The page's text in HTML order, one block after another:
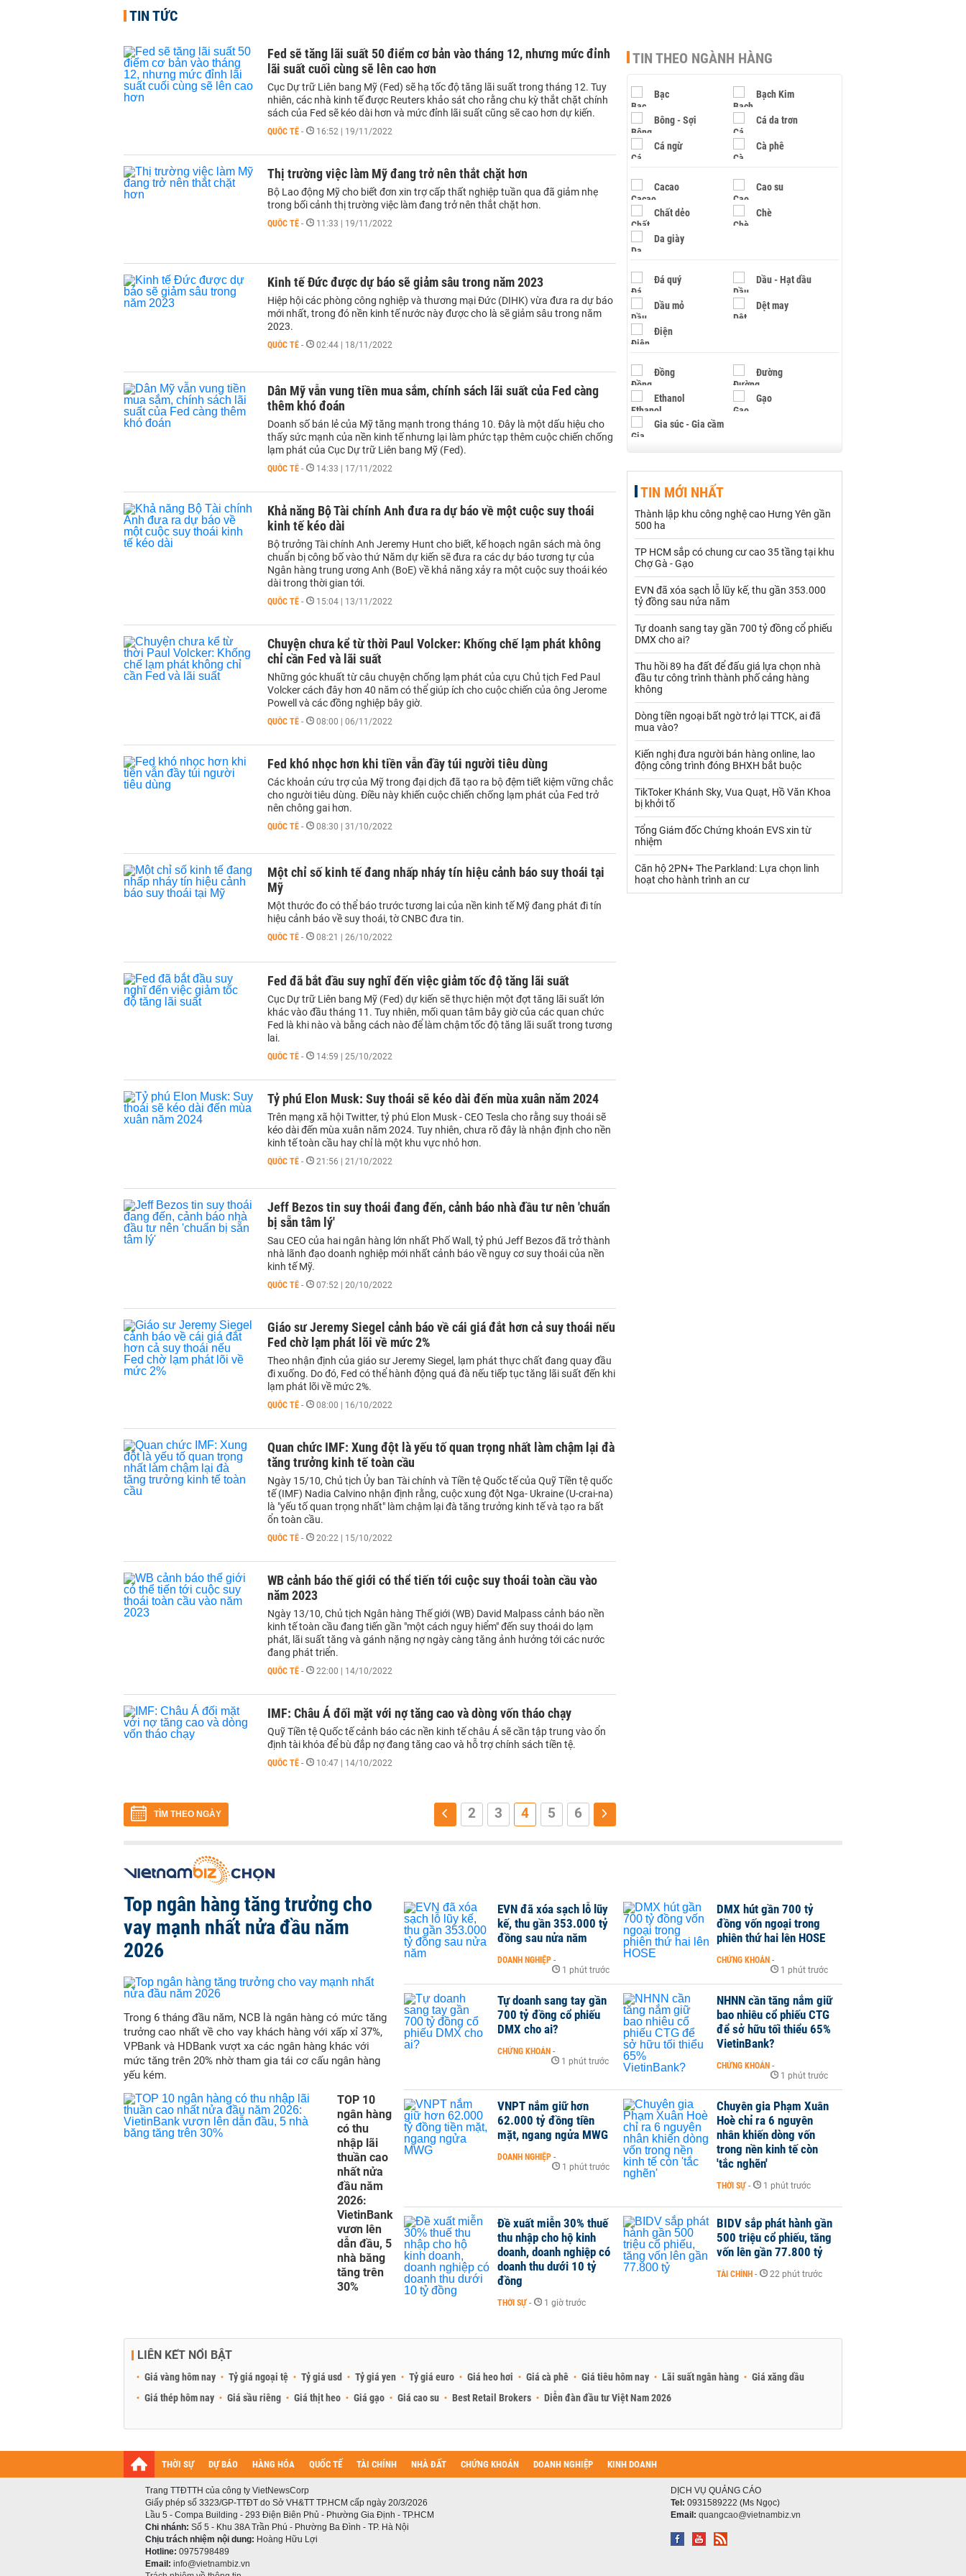
TIN TỨC
Fed sẽ tăng lãi suất 50 điểm cơ bản vào tháng 12, nhưng mức đỉnh
lãi suất cuối cùng sẽ lên cao hơn
Cục Dự trữ Liên bang Mỹ (Fed) sẽ hạ tốc độ tăng lãi suất trong tháng 12. Tuy
nhiên, các nhà kinh tế được Reuters khảo sát cho rằng chu kỳ thắt chặt chính
sách của Fed sẽ kéo dài hơn và mức đỉnh lãi suất cũng sẽ cao hơn dự kiến.
QUỐC TẾ - 16:52 | 19/11/2022
Thị trường việc làm Mỹ đang trở nên thắt chặt hơn
Bộ Lao động Mỹ cho biết đơn xin trợ cấp thất nghiệp tuần qua đã giảm nhẹ
trong bối cảnh thị trường việc làm đang trở nên thắt chặt hơn.
QUỐC TẾ - 11:33 | 19/11/2022
Kinh tế Đức được dự báo sẽ giảm sâu trong năm 2023
Hiệp hội các phòng công nghiệp và thương mại Đức (DIHK) vừa đưa ra dự báo
mới nhất, trong đó nền kinh tế nước này được cho là sẽ giảm sâu trong năm
2023.
QUỐC TẾ - 02:44 | 18/11/2022
Dân Mỹ vẫn vung tiền mua sắm, chính sách lãi suất của Fed càng
thêm khó đoán
Doanh số bán lẻ của Mỹ tăng mạnh trong tháng 10. Đây là một dấu hiệu cho
thấy sức mạnh của nền kinh tế nhưng lại làm phức tạp thêm cuộc chiến chống
lạm phát của Cục Dự trữ Liên bang Mỹ (Fed).
QUỐC TẾ - 14:33 | 17/11/2022
Khả năng Bộ Tài chính Anh đưa ra dự báo về một cuộc suy thoái
kinh tế kéo dài
Bộ trưởng Tài chính Anh Jeremy Hunt cho biết, kế hoạch ngân sách mà ông
chuẩn bị công bố vào thứ Năm dự kiến sẽ đưa ra các dự báo tương tự của
Ngân hàng trung ương Anh (BoE) về khả năng xảy ra một cuộc suy thoái kéo
dài trong thời gian tới.
QUỐC TẾ - 15:04 | 13/11/2022
Chuyện chưa kể từ thời Paul Volcker: Khống chế lạm phát không
chỉ cần Fed và lãi suất
Những góc khuất từ câu chuyện chống lạm phát của cựu Chủ tịch Fed Paul
Volcker cách đây hơn 40 năm có thể giúp ích cho cuộc chiến của ông Jerome
Powell và các đồng nghiệp bây giờ.
QUỐC TẾ - 08:00 | 06/11/2022
Fed khó nhọc hơn khi tiền vẫn đầy túi người tiêu dùng
Các khoản cứu trợ của Mỹ trong đại dịch đã tạo ra bộ đệm tiết kiệm vững chắc
cho người tiêu dùng. Điều này khiến cuộc chiến chống lạm phát của Fed trở
nên chông gai hơn.
QUỐC TẾ - 08:30 | 31/10/2022
Một chỉ số kinh tế đang nhấp nháy tín hiệu cảnh báo suy thoái tại
Mỹ
Một thước đo có thể báo trước tương lai của nền kinh tế Mỹ đang phát đi tín
hiệu cảnh báo về suy thoái, tờ CNBC đưa tin.
QUỐC TẾ - 08:21 | 26/10/2022
Fed đã bắt đầu suy nghĩ đến việc giảm tốc độ tăng lãi suất
Cục Dự trữ Liên bang Mỹ (Fed) dự kiến sẽ thực hiện một đợt tăng lãi suất lớn
khác vào đầu tháng 11. Tuy nhiên, mối quan tâm bây giờ của các quan chức
Fed là khi nào và bằng cách nào để làm chậm tốc độ tăng lãi suất trong tương
lai.
QUỐC TẾ - 14:59 | 25/10/2022
Tỷ phú Elon Musk: Suy thoái sẽ kéo dài đến mùa xuân năm 2024
Trên mạng xã hội Twitter, tỷ phú Elon Musk - CEO Tesla cho rằng suy thoái sẽ
kéo dài đến mùa xuân năm 2024. Tuy nhiên, chưa rõ đây là nhận định cho nền
kinh tế toàn cầu hay chỉ là một khu vực nhỏ hơn.
QUỐC TẾ - 21:56 | 21/10/2022
Jeff Bezos tin suy thoái đang đến, cảnh báo nhà đầu tư nên 'chuẩn
bị sẵn tâm lý'
Sau CEO của hai ngân hàng lớn nhất Phố Wall, tỷ phú Jeff Bezos đã trở thành
nhà lãnh đạo doanh nghiệp mới nhất cảnh báo về nguy cơ suy thoái của nền
kinh tế Mỹ.
QUỐC TẾ - 07:52 | 20/10/2022
Giáo sư Jeremy Siegel cảnh báo về cái giá đắt hơn cả suy thoái nếu
Fed chờ lạm phát lõi về mức 2%
Theo nhận định của giáo sư Jeremy Siegel, lạm phát thực chất đang quay đầu
đi xuống. Do đó, Fed có thể hành động quá đà nếu tiếp tục tăng lãi suất đến khi
lạm phát lõi về mức 2%.
QUỐC TẾ - 08:00 | 16/10/2022
Quan chức IMF: Xung đột là yếu tố quan trọng nhất làm chậm lại đà
tăng trưởng kinh tế toàn cầu
Ngày 15/10, Chủ tịch Ủy ban Tài chính và Tiền tệ Quốc tế của Quỹ Tiền tệ quốc
tế (IMF) Nadia Calvino nhận định rằng, cuộc xung đột Nga- Ukraine (U-crai-na)
là "yếu tố quan trọng nhất" làm chậm lại đà tăng trưởng kinh tế và tạo ra bất
ổn toàn cầu.
QUỐC TẾ - 20:22 | 15/10/2022
WB cảnh báo thế giới có thể tiến tới cuộc suy thoái toàn cầu vào
năm 2023
Ngày 13/10, Chủ tịch Ngân hàng Thế giới (WB) David Malpass cảnh báo nền
kinh tế toàn cầu đang tiến gần "một cách nguy hiểm" đến suy thoái do lạm
phát, lãi suất tăng và gánh nặng nợ ngày càng tăng ảnh hưởng tới các nước
đang phát triển.
QUỐC TẾ - 22:00 | 14/10/2022
IMF: Châu Á đối mặt với nợ tăng cao và dòng vốn tháo chạy
Quỹ Tiền tệ Quốc tế cảnh báo các nền kinh tế châu Á sẽ cần tập trung vào ổn
định tài khóa để bù đắp nợ đang tăng cao và hỗ trợ chính sách tiền tệ.
QUỐC TẾ - 10:47 | 14/10/2022
TÌM THEO NGÀY 2 3 4 5 6
TIN THEO NGÀNH HÀNG
Bạc Bạch Kim
Bông - Sợi Cá da trơn
Cá ngừ Cà phê
Cacao Cao su
Chất dẻo Chè
Da giày
Đá quý Dầu - Hạt dầu
Dầu mỏ Dệt may
Điện
Đồng Đường
Ethanol Gạo
Gia súc - Gia cầm
Hạt điều
Khí đốt
Kim loại khác Mắc ca
Muối Ngũ cốc
Nhựa - Hạt nhựa
Palladium Phân bón
Rau - Củ -Quả Sắt thép
Sữa
Than Thức ăn chăn nuôi
Thủy hải sản khác Tôm
Vàng
VLXD khác Xăng dầu
Xi măng - Clynker
TIN MỚI NHẤT
Thành lập khu công nghệ cao Hưng Yên gần
500 ha
TP HCM sắp có chung cư cao 35 tầng tại khu
Chợ Gà - Gạo
EVN đã xóa sạch lỗ lũy kế, thu gần 353.000
tỷ đồng sau nửa năm
Tự doanh sang tay gần 700 tỷ đồng cổ phiếu
DMX cho ai?
Thu hồi 89 ha đất để đấu giá lựa chọn nhà
đầu tư công trình thành phố cảng hàng
không
Dòng tiền ngoại bất ngờ trở lại TTCK, ai đã
mua vào?
Kiến nghị đưa người bán hàng online, lao
động công trình đóng BHXH bắt buộc
TikToker Khánh Sky, Vua Quạt, Hồ Văn Khoa
bị khởi tố
Tổng Giám đốc Chứng khoán EVS xin từ
nhiệm
Căn hộ 2PN+ The Parkland: Lựa chọn linh
hoạt cho hành trình an cư
Top ngân hàng tăng trưởng cho
vay mạnh nhất nửa đầu năm
2026
Trong 6 tháng đầu năm, NCB là ngân hàng có mức tăng
trưởng cao nhất về cho vay khách hàng với xấp xỉ 37%,
VPBank và HDBank vượt xa các ngân hàng khác với
mức tăng trên 20% nhờ tham gia tái cơ cấu ngân hàng
yếu kém.
TOP 10
ngân hàng
có thu
nhập lãi
thuần cao
nhất nửa
đầu năm
2026:
VietinBank
vươn lên
dẫn đầu, 5
nhà băng
tăng trên
30%
EVN đã xóa sạch lỗ lũy
kế, thu gần 353.000 tỷ
đồng sau nửa năm
DOANH NGHIỆP -
1 phút trước
DMX hút gần 700 tỷ
đồng vốn ngoại trong
phiên thứ hai lên HOSE
CHỨNG KHOÁN -
1 phút trước
Tự doanh sang tay gần
700 tỷ đồng cổ phiếu
DMX cho ai?
CHỨNG KHOÁN -
1 phút trước
NHNN cần tăng nắm giữ
bao nhiêu cổ phiếu CTG
để sở hữu tối thiểu 65%
VietinBank?
CHỨNG KHOÁN -
1 phút trước
VNPT nắm giữ hơn
62.000 tỷ đồng tiền
mặt, ngang ngửa MWG
DOANH NGHIỆP -
1 phút trước
Chuyên gia Phạm Xuân
Hoè chỉ ra 6 nguyên
nhân khiến dòng vốn
trong nền kinh tế còn
'tắc nghẽn'
THỜI SỰ - 1 phút trước
Đề xuất miễn 30% thuế
thu nhập cho hộ kinh
doanh, doanh nghiệp có
doanh thu dưới 10 tỷ
đồng
THỜI SỰ - 1 giờ trước
BIDV sắp phát hành gần
500 triệu cổ phiếu, tăng
vốn lên gần 77.800 tỷ
TÀI CHÍNH - 22 phút trước
LIÊN KẾT NỔI BẬT
Giá vàng hôm nay Tỷ giá ngoại tệ Tỷ giá usd Tỷ giá yen Tỷ giá euro Giá heo hơi Giá cà phê Giá tiêu hôm nay Lãi suất ngân hàng
Giá xăng dầu
Giá thép hôm nay
Giá sầu riêng Giá thịt heo Giá gạo Giá cao su Best Retail Brokers Diễn đàn đầu tư Việt Nam 2026
THỜI SỰ DỰ BÁO HÀNG HÓA QUỐC TẾ TÀI CHÍNH NHÀ ĐẤT CHỨNG KHOÁN DOANH NGHIỆP KINH DOANH
Trang TTĐTTH của công ty VietNewsCorp
Giấy phép số 3323/GP-TTĐT do Sở VH&TT TP.HCM cấp ngày 20/3/2026
Lầu 5 - Compa Building - 293 Điện Biên Phủ - Phường Gia Định - TP.HCM
Chi nhánh: Số 5 - Khu 38A Trần Phú - Phường Ba Đình - TP. Hà Nội
Chịu trách nhiệm nội dung: Hoàng Hữu Lợi
Hotline: 0975798489
Email: info@vietnambiz.vn
DỊCH VỤ QUẢNG CÁO
Tel: 0931589222 (Ms Ngọc)
Email: quangcao@vietnambiz.vn